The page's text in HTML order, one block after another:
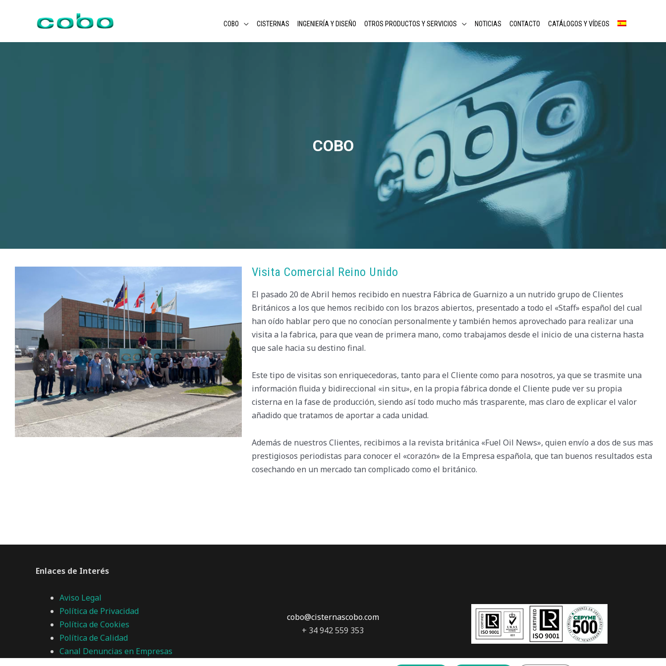
COBO CISTERNAS INGENIERÍA Y DISEÑO OTROS PRODUCTOS Y SERVICIOS NOTICIAS CONTACTO CATÁLOGOS Y VÍDEOS
COBO
Visita Comercial Reino Unido
El pasado 20 de Abril hemos recibido en nuestra Fábrica de Guarnizo a un nutrido grupo de Clientes
Británicos a los que hemos recibido con los brazos abiertos, presentado a todo el «Staff» español del cual
han oído hablar pero que no conocían personalmente y también hemos aprovechado para realizar una
visita a la fabrica, para que vean de primera mano, como trabajamos desde el inicio de una cisterna hasta
que sale hacia su destino final.
Este tipo de visitas son enriquecedoras, tanto para el Cliente como para nosotros, ya que se trasmite una
información fluida y bidireccional «in situ», en la propia fábrica donde el Cliente pude ver su propia
cisterna en la fase de producción, siendo así todo mucho más trasparente, mas claro de explicar el valor
añadido que tratamos de aportar a cada unidad.
Además de nuestros Clientes, recibimos a la revista británica «Fuel Oil News», quien envío a dos de sus mas
prestigiosos periodistas para conocer el «corazón» de la Empresa española, que tan buenos resultados esta
cosechando en un mercado tan complicado como el británico.
Enlaces de Interés
Aviso Legal
Política de Privacidad
Política de Cookies
Política de Calidad
Canal Denuncias en Empresas
cobo@cisternascobo.com
+ 34 942 559 353